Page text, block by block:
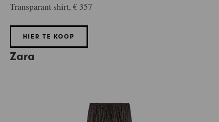
Transparant shirt, € 357
HIER TE KOOP
Zara